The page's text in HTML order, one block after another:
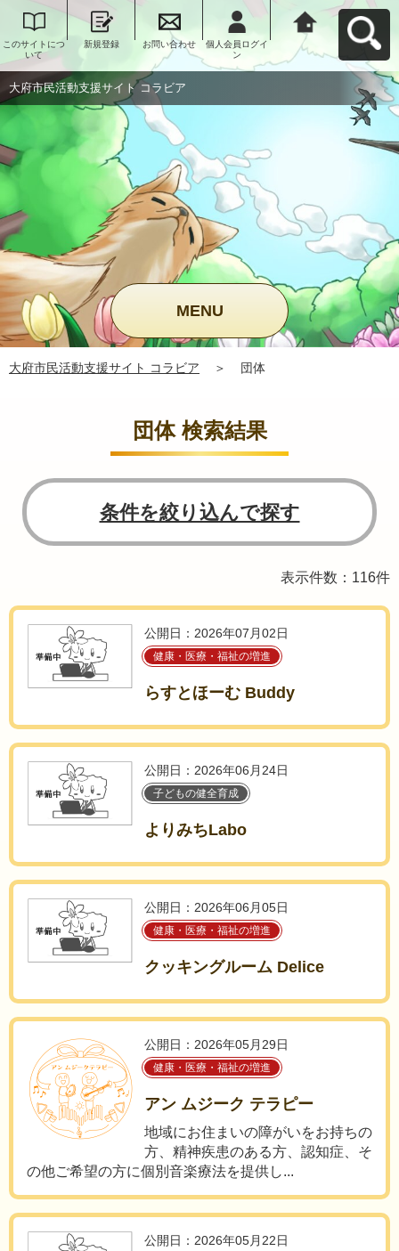
このサイトにつ
いて
新規登録 お問い合わせ
個人会員ログイ
ン
大府市民活動支
援サイト コラビ
アへ戻る
大府市民活動支援サイト コラビア
MENU
大府市民活動支援サイト コラビア ＞ 団体
団体 検索結果
条件を絞り込んで探す
表示件数：116件
公開日：2026年07月02日
健康・医療・福祉の増進
らすとほーむ Buddy
公開日：2026年06月24日
子どもの健全育成
よりみちLabo
公開日：2026年06月05日
健康・医療・福祉の増進
クッキングルーム Delice
公開日：2026年05月29日
健康・医療・福祉の増進
アン ムジーク テラピー
地域にお住まいの障がいをお持ちの
方、精神疾患のある方、認知症、そ
の他ご希望の方に個別音楽療法を提供し...
公開日：2026年05月22日